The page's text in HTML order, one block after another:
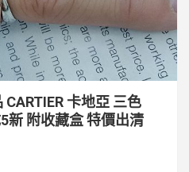
卡地亞 三色
新 附收藏盒 特價出清